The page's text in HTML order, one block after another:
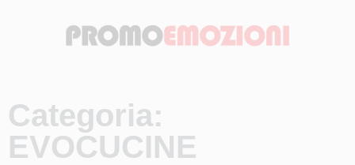
Categoria:
EVOCUCINE